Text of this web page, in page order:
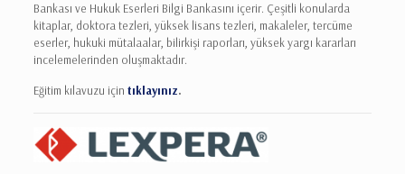
Bankası ve Hukuk Eserleri Bilgi Bankasını içerir. Çeşitli konularda
kitaplar, doktora tezleri, yüksek lisans tezleri, makaleler, tercüme
eserler, hukuki mütalaalar, bilirkişi raporları, yüksek yargı kararları
incelemelerinden oluşmaktadır.
Eğitim kılavuzu için tıklayınız.